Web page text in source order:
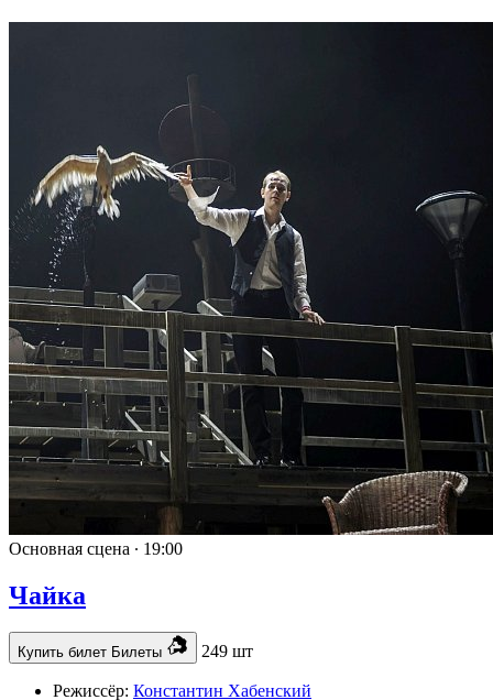
Основная сцена ∙ 19:00
Чайка
Купить билет Билеты 249 шт
Режиссёр: Константин Хабенский